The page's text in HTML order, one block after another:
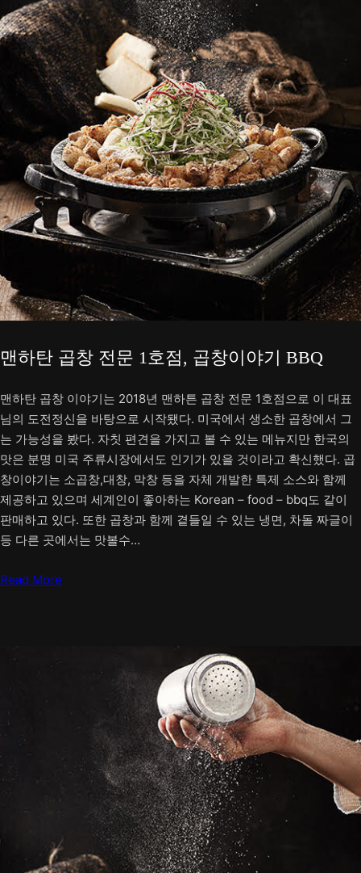
맨하탄 곱창 전문 1호점, 곱창이야기 BBQ
맨하탄 곱창 이야기는 2018년 맨하튼 곱창 전문 1호점으로 이 대표
님의 도전정신을 바탕으로 시작됐다. 미국에서 생소한 곱창에서 그
는 가능성을 봤다. 자칫 편견을 가지고 볼 수 있는 메뉴지만 한국의
맛은 분명 미국 주류시장에서도 인기가 있을 것이라고 확신했다. 곱
창이야기는 소곱창,대창, 막창 등을 자체 개발한 특제 소스와 함께
제공하고 있으며 세계인이 좋아하는 Korean – food – bbq도 같이
판매하고 있다. 또한 곱창과 함께 곁들일 수 있는 냉면, 차돌 짜글이
등 다른 곳에서는 맛볼수…
Read More